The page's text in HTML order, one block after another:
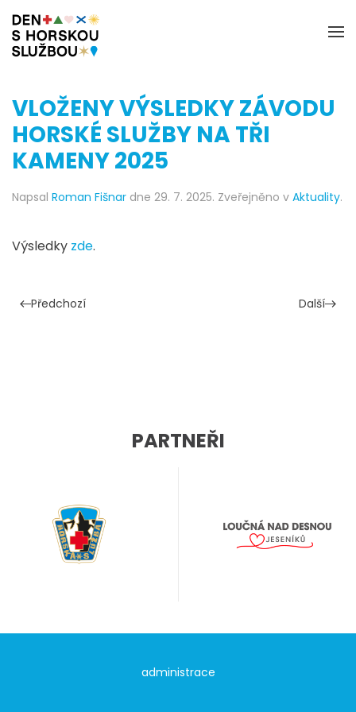
VLOŽENY VÝSLEDKY ZÁVODU
HORSKÉ SLUŽBY NA TŘI
KAMENY 2025
Napsal Roman Fišnar dne 29. 7. 2025. Zveřejněno v Aktuality.
Výsledky zde.
Předchozí Další
PARTNEŘI
administrace